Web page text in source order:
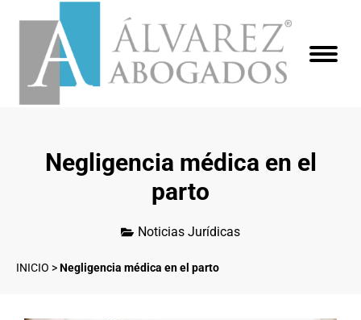
Negligencia médica en el
parto
Noticias Jurídicas
INICIO >Negligencia médica en el parto